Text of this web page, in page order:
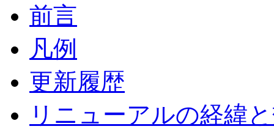
前言
凡例
更新履歴
リニューアルの経緯